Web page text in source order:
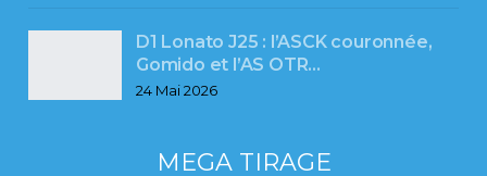
D1 Lonato J25 : l’ASCK couronnée,
Gomido et l’AS OTR…
24 Mai 2026
MEGA TIRAGE